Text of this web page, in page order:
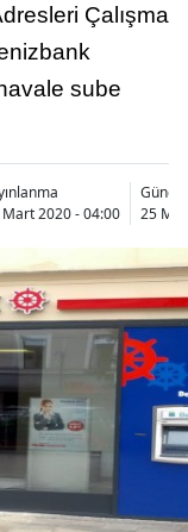
Çalışma
sube
2020 - 04:00
25